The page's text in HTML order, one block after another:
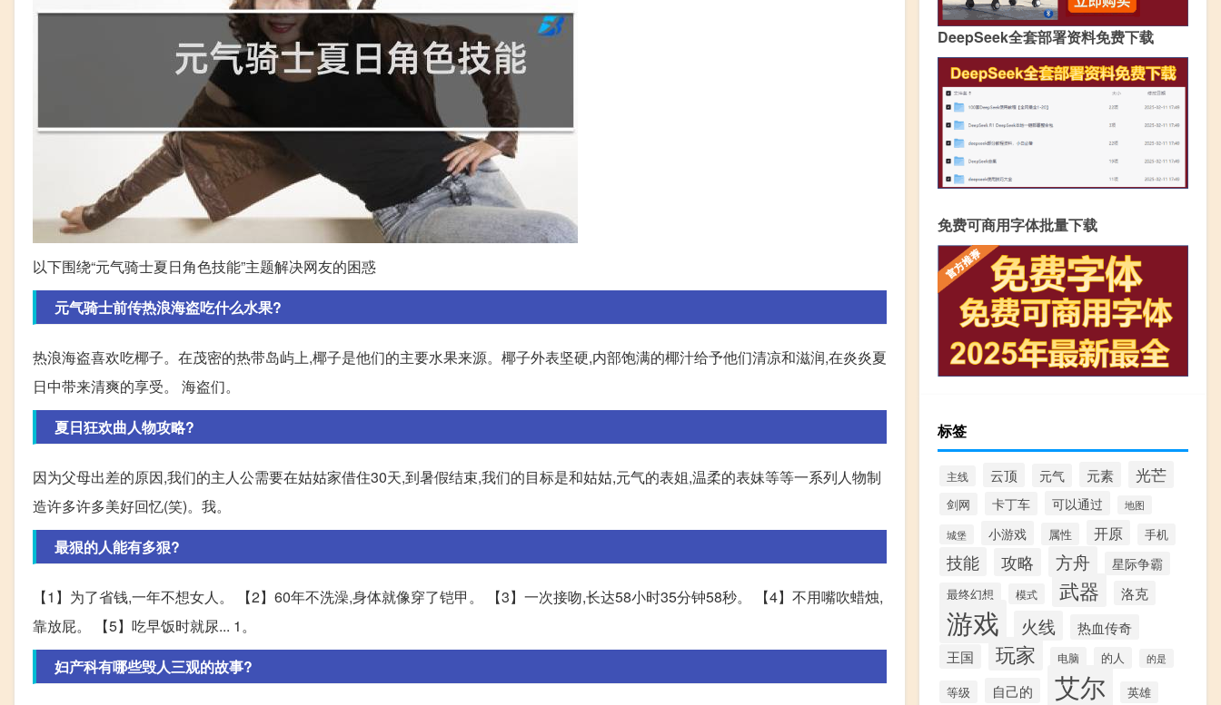
以下围绕“元气骑士夏日角色技能”主题解决网友的困惑
元气骑士前传热浪海盗吃什么水果?
热浪海盗喜欢吃椰子。在茂密的热带岛屿上,椰子是他们的主要水果来源。椰子外表坚硬,内部饱满的椰汁给予他们清凉和滋润,在炎炎夏
日中带来清爽的享受。 海盗们。
夏日狂欢曲人物攻略?
因为父母出差的原因,我们的主人公需要在姑姑家借住30天,到暑假结束,我们的目标是和姑姑,元气的表姐,温柔的表妹等等一系列人物制
造许多许多美好回忆(笑)。我。
最狠的人能有多狠?
【1】为了省钱,一年不想女人。 【2】60年不洗澡,身体就像穿了铠甲。 【3】一次接吻,长达58小时35分钟58秒。 【4】不用嘴吹蜡烛,
靠放屁。 【5】吃早饭时就尿... 1。
妇产科有哪些毁人三观的故事?
DeepSeek全套部署资料免费下载
免费可商用字体批量下载
标签
主线 云顶 元气 元素 光芒
剑网 卡丁车 可以通过 地图
城堡 小游戏 属性 开原 手机
技能 攻略 方舟 星际争霸
最终幻想 模式 武器 洛克
游戏 火线 热血传奇
王国 玩家 电脑 的人 的是
等级 自己的 艾尔 英雄